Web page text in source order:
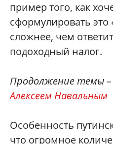
пример того, как
сформулировать это
сложнее, чем
подоходный налог.
Продолжение темы –
Алексеем Навальным
Особенность
что огромное